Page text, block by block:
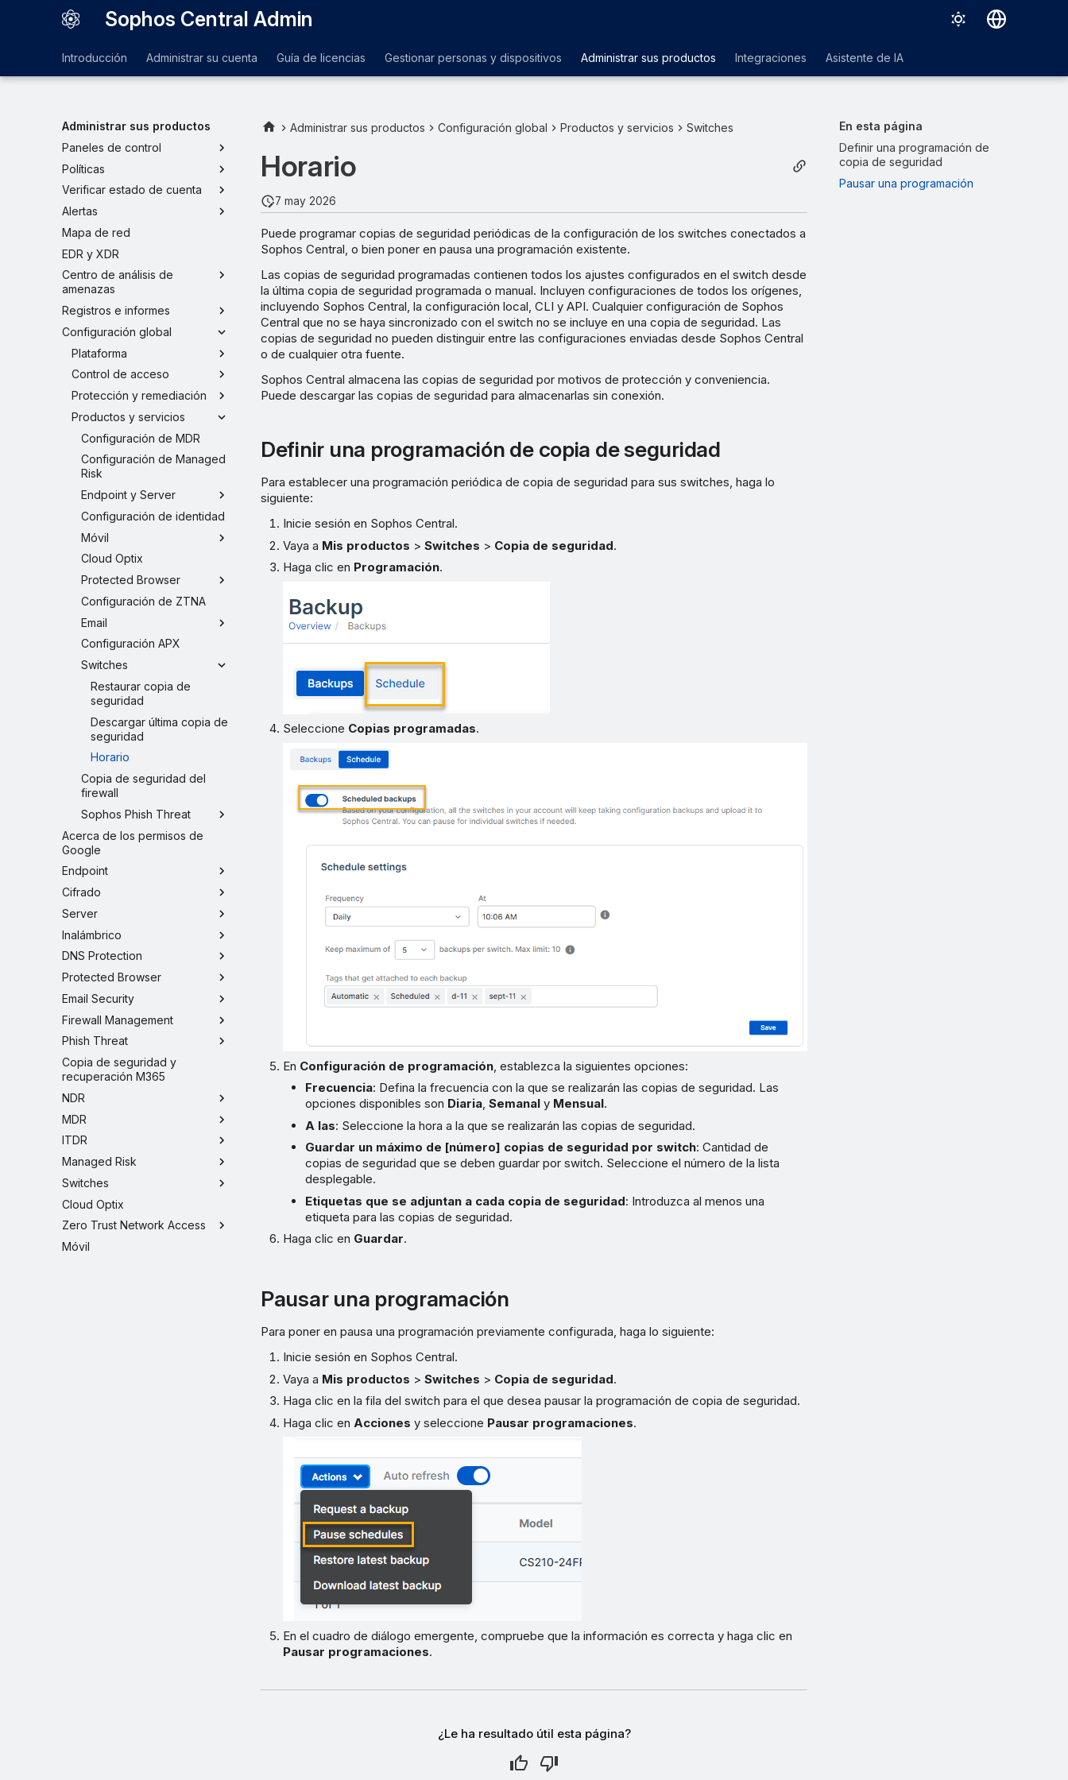
Sophos Central Admin
Français
Introducción Administrar su cuenta Guía de licencias Gestionar personas y dispositivos Administrar sus productos Integraciones Asistente de IA
Administrar sus productos
Paneles de control
Políticas
Verificar estado de cuenta
Alertas
Mapa de red
EDR y XDR
Centro de análisis de
amenazas
Registros e informes
Configuración global
Plataforma
Control de acceso
Protección y remediación
Productos y servicios
Configuración de MDR
Configuración de Managed
Risk
Endpoint y Server
Configuración de identidad
Móvil
Cloud Optix
Protected Browser
Configuración de ZTNA
Email
Configuración APX
Switches
Restaurar copia de
seguridad
Descargar última copia de
seguridad
Horario
Copia de seguridad del
firewall
Sophos Phish Threat
Acerca de los permisos de
Google
Endpoint
Cifrado
Server
Inalámbrico
DNS Protection
Protected Browser
Email Security
Firewall Management
Phish Threat
Copia de seguridad y
recuperación M365
NDR
MDR
ITDR
Managed Risk
Switches
Cloud Optix
Zero Trust Network Access
Móvil
En esta página
Definir una programación de
copia de seguridad
Pausar una programación
Administrar sus productos Configuración global Productos y servicios Switches
Horario
7 may 2026
Puede programar copias de seguridad periódicas de la configuración de los switches conectados a
Sophos Central, o bien poner en pausa una programación existente.
Las copias de seguridad programadas contienen todos los ajustes configurados en el switch desde
la última copia de seguridad programada o manual. Incluyen configuraciones de todos los orígenes,
incluyendo Sophos Central, la configuración local, CLI y API. Cualquier configuración de Sophos
Central que no se haya sincronizado con el switch no se incluye en una copia de seguridad. Las
copias de seguridad no pueden distinguir entre las configuraciones enviadas desde Sophos Central
o de cualquier otra fuente.
Sophos Central almacena las copias de seguridad por motivos de protección y conveniencia.
Puede descargar las copias de seguridad para almacenarlas sin conexión.
Definir una programación de copia de seguridad
Para establecer una programación periódica de copia de seguridad para sus switches, haga lo
siguiente:
Inicie sesión en Sophos Central.
Vaya a Mis productos >Switches > Copia de seguridad.
Haga clic en Programación.
Seleccione Copias programadas.
En Configuración de programación , establezca la siguientes opciones:
Frecuencia: Defina la frecuencia con la que se realizarán las copias de seguridad. Las
opciones disponibles son Diaria,Semanal y Mensual.
A las: Seleccione la hora a la que se realizarán las copias de seguridad.
Guardar un máximo de [número] copias de seguridad por switch: Cantidad de
copias de seguridad que se deben guardar por switch. Seleccione el número de la lista
desplegable.
Etiquetas que se adjuntan a cada copia de seguridad: Introduzca al menos una
etiqueta para las copias de seguridad.
Haga clic en Guardar.
Pausar una programación
Para poner en pausa una programación previamente configurada, haga lo siguiente:
Inicie sesión en Sophos Central.
Vaya a Mis productos >Switches > Copia de seguridad.
Haga clic en la fila del switch para el que desea pausar la programación de copia de seguridad.
Haga clic enAcciones y seleccione Pausar programaciones.
En el cuadro de diálogo emergente, compruebe que la información es correcta y haga clic en
Pausar programaciones.
¿Le ha resultado útil esta página?